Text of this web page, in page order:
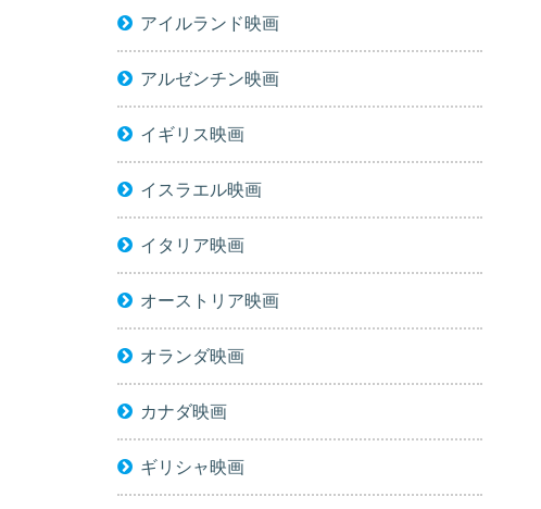
アイルランド映画
アルゼンチン映画
イギリス映画
イスラエル映画
イタリア映画
オーストリア映画
オランダ映画
カナダ映画
ギリシャ映画